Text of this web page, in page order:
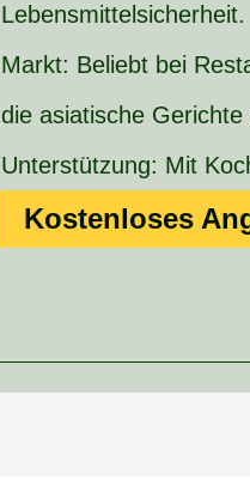
Lebensmittelsicherheit.
Markt: Beliebt bei
die asiatische Gerichte
Unterstützung: Mit
Kostenloses